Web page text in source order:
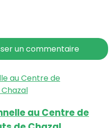
un commentaire
au Centre de